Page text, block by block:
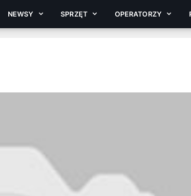
NEWSY SPRZĘT OPERATORZY